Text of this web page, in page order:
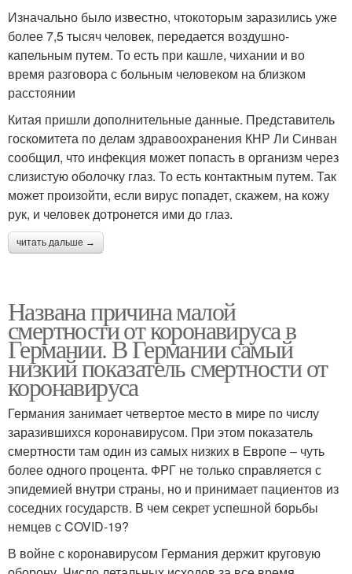
Изначально было известно, чтокоторым заразились уже
более 7,5 тысяч человек, передается воздушно-
капельным путем. То есть при кашле, чихании и во
время разговора с больным человеком на близком
расстоянии
Китая пришли дополнительные данные. Представитель
госкомитета по делам здравоохранения КНР Ли Синван
сообщил, что инфекция может попасть в организм через
слизистую оболочку глаз. То есть контактным путем. Так
может произойти, если вирус попадет, скажем, на кожу
рук, и человек дотронется ими до глаз.
читать дальше →
Названа причина малой
смертности от коронавируса в
Германии. В Германии самый
низкий показатель смертности от
коронавируса
Германия занимает четвертое место в мире по числу
заразившихся коронавирусом. При этом показатель
смертности там один из самых низких в Европе – чуть
более одного процента. ФРГ не только справляется с
эпидемией внутри страны, но и принимает пациентов из
соседних государств. В чем секрет успешной борьбы
немцев с COVID-19?
В войне с коронавирусом Германия держит круговую